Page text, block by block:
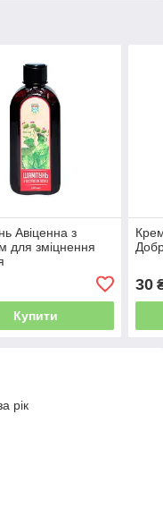
Авіценна з
для зміцнення
Купити
30
рік